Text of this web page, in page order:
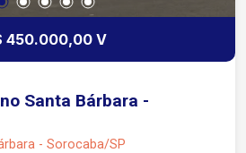
450.000,00 V
Santa Bárbara -
- Sorocaba/SP